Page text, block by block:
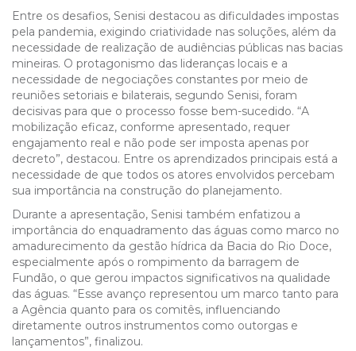
Entre os desafios, Senisi destacou as dificuldades impostas
pela pandemia, exigindo criatividade nas soluções, além da
necessidade de realização de audiências públicas nas bacias
mineiras. O protagonismo das lideranças locais e a
necessidade de negociações constantes por meio de
reuniões setoriais e bilaterais, segundo Senisi, foram
decisivas para que o processo fosse bem-sucedido. “A
mobilização eficaz, conforme apresentado, requer
engajamento real e não pode ser imposta apenas por
decreto”, destacou. Entre os aprendizados principais está a
necessidade de que todos os atores envolvidos percebam
sua importância na construção do planejamento.
Durante a apresentação, Senisi também enfatizou a
importância do enquadramento das águas como marco no
amadurecimento da gestão hídrica da Bacia do Rio Doce,
especialmente após o rompimento da barragem de
Fundão, o que gerou impactos significativos na qualidade
das águas. “Esse avanço representou um marco tanto para
a Agência quanto para os comitês, influenciando
diretamente outros instrumentos como outorgas e
lançamentos”, finalizou.